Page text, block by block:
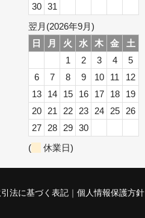
30
31
翌月(2026年9月)
日
月 火 水 木 金
土
1
2 3 4
5
6
7 8 9 10 11
12
13
14 15 16 17 18
19
20
21 22 23 24 25
26
27
28 29
30
(
休業日)
法に基づく表記 個人情報保護方針